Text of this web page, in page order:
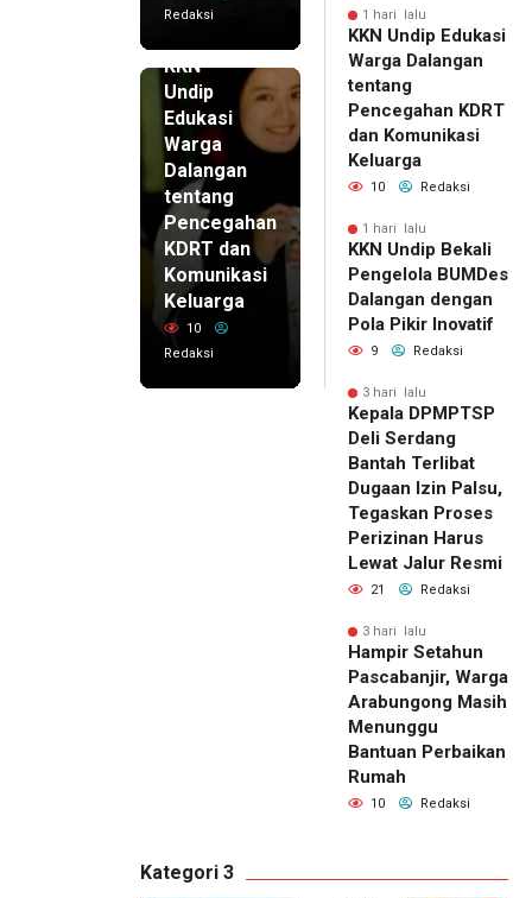
Redaksi
KKN
Undip
Edukasi
Warga
Dalangan
tentang
Pencegahan
KDRT dan
Komunikasi
Keluarga
10
Redaksi
1 hari lalu
KKN Undip Edukasi
Warga Dalangan
tentang
Pencegahan KDRT
dan Komunikasi
Keluarga
10 Redaksi
1 hari lalu
KKN Undip Bekali
Pengelola BUMDes
Dalangan dengan
Pola Pikir Inovatif
9 Redaksi
3 hari lalu
Kepala DPMPTSP
Deli Serdang
Bantah Terlibat
Dugaan Izin Palsu,
Tegaskan Proses
Perizinan Harus
Lewat Jalur Resmi
21 Redaksi
3 hari lalu
Hampir Setahun
Pascabanjir, Warga
Arabungong Masih
Menunggu
Bantuan Perbaikan
Rumah
10 Redaksi
Kategori 3